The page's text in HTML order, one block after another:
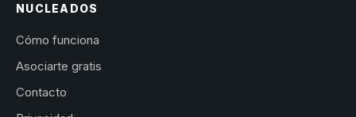
NUCLEADOS
Cómo funciona
Asociarte gratis
Contacto